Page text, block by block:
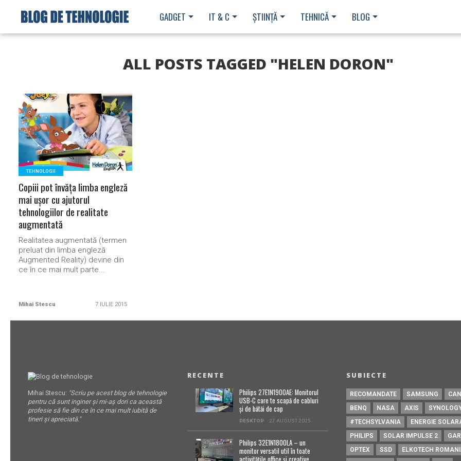
GADGET IT & C ȘTIINȚĂ TEHNICĂ BLOG
ALL POSTS TAGGED "HELEN DORON"
READ MORE
TEHNOLOGII
Copiii pot învăța limba engleză
mai ușor cu ajutorul
tehnologiilor de realitate
augmentată
Realitatea augmentată (termen
preluat din limba engleză
Augmented Reality) devine din
ce în ce mai mult parte...
Mihai Stescu 7 IULIE 2015
Mihai Stescu: "Scriu pe acest blog de tehnologie
pentru că sunt inginer și mi-aș dori ca această
profesie să fie din ce în ce mai mult iubită de
tineri și apreciată."
RECENTE
Philips 27E1N1900AE: Monitorul
USB-C care te scapă de cabluri
și de bătăi de cap
DESKTOP 27 AUGUST 2025
Philips 32E1N1800LA – un
monitor versatil util în toate
SUBIECTE
RECOMANDATE SAMSUNG
BENQ
NASA AXIS
#TECHSYLVANIA
ENERGIE
PHILIPS
SOLAR IMPULSE 2
OPTEX
SSD
ELKOTECH